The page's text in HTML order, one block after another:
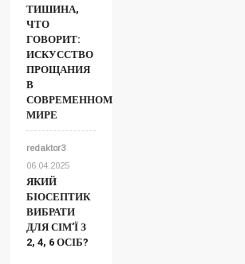
ТИШИНА,
ЧТО
ГОВОРИТ:
ИСКУССТВО
ПРОЩАНИЯ
В
СОВРЕМЕННОМ
МИРЕ
redaktor3
06.04.2025
ЯКИЙ
БІОСЕПТИК
ВИБРАТИ
ДЛЯ СІМ’Ї З
2, 4, 6 ОСІБ?